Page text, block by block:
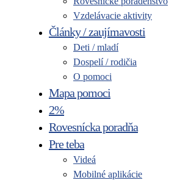
Vzdelávacie aktivity
Články / zaujímavosti
Deti / mladí
Dospelí / rodičia
O pomoci
Mapa pomoci
2%
Rovesnícka poradňa
Pre teba
Videá
Mobilné aplikácie